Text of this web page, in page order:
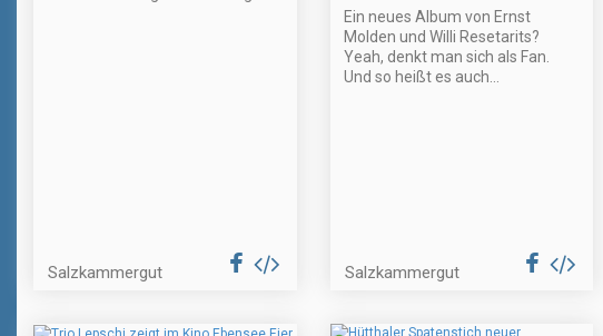
Salzkammergut
Ein neues Album von Ernst
Molden und Willi Resetarits?
Yeah, denkt man sich als Fan.
Und so heißt es auch…
Salzkammergut